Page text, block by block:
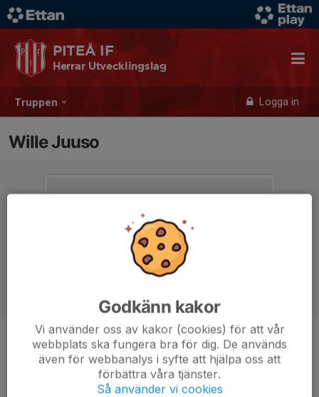
Truppen Logga in
PITEÅ IF
Herrar Utvecklingslag
Wille Juuso
Position
-
19 år
Godkänn kakor
Vi använder oss av kakor (cookies) för att vår
webbplats ska fungera bra för dig. De används
även för webbanalys i syfte att hjälpa oss att
förbättra våra tjänster.
Så använder vi cookies